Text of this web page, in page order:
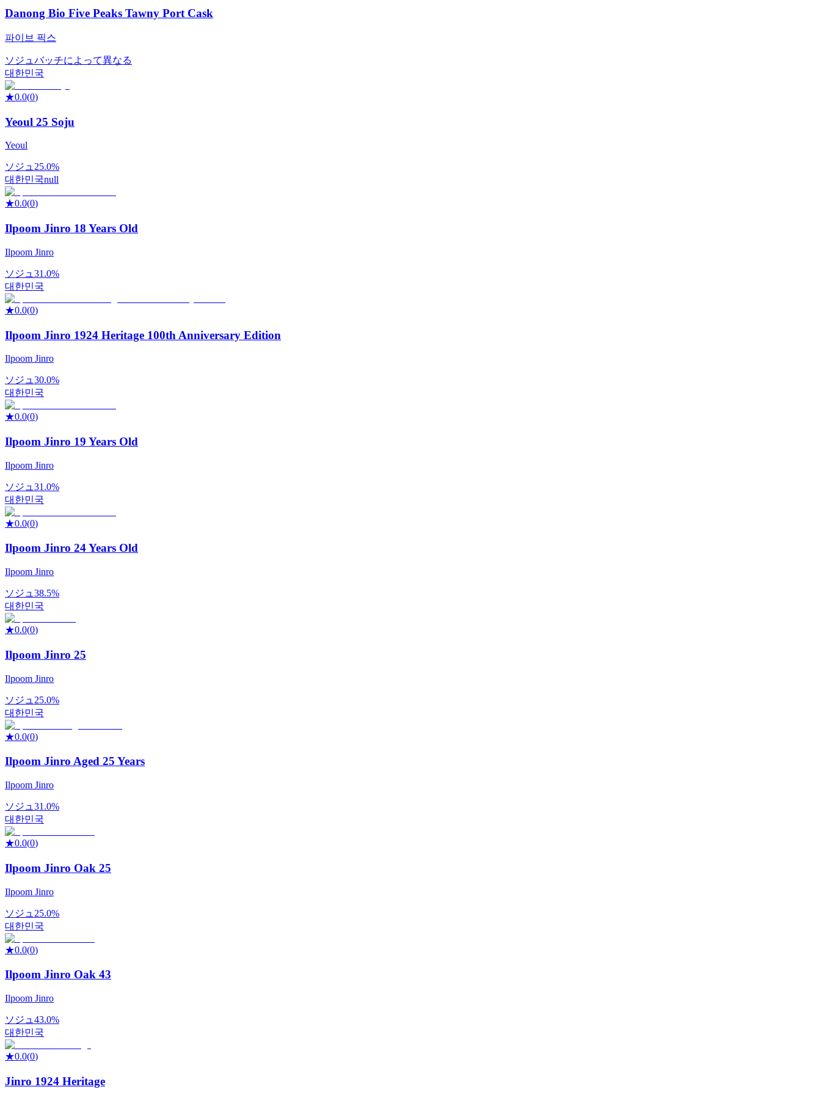
Danong Bio Five Peaks Tawny Port Cask
파이브 픽스
ソジュ バッチによって異なる
대한민국
★0.0(0)
Yeoul 25 Soju
Yeoul
ソジュ25.0%
대한민국null
★0.0(0)
Ilpoom Jinro 18 Years Old
Ilpoom Jinro
ソジュ 31.0%
대한민국
★0.0(0)
Ilpoom Jinro 1924 Heritage 100th Anniversary Edition
Ilpoom Jinro
ソジュ 30.0%
대한민국
★0.0(0)
Ilpoom Jinro 19 Years Old
Ilpoom Jinro
ソジュ 31.0%
대한민국
★0.0(0)
Ilpoom Jinro 24 Years Old
Ilpoom Jinro
ソジュ 38.5%
대한민국
★0.0(0)
Ilpoom Jinro 25
Ilpoom Jinro
ソジュ 25.0%
대한민국
★0.0(0)
Ilpoom Jinro Aged 25 Years
Ilpoom Jinro
ソジュ 31.0%
대한민국
★0.0(0)
Ilpoom Jinro Oak 25
Ilpoom Jinro
ソジュ 25.0%
대한민국
★0.0(0)
Ilpoom Jinro Oak 43
Ilpoom Jinro
ソジュ 43.0%
대한민국
★0.0(0)
Jinro 1924 Heritage